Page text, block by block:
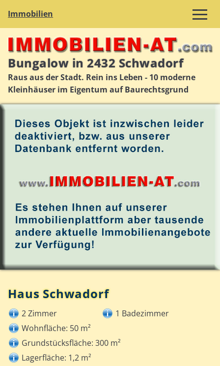
Immobilien
Bungalow in 2432 Schwadorf
Raus aus der Stadt. Rein ins Leben - 10 moderne
Kleinhäuser im Eigentum auf Baurechtsgrund
Haus Schwadorf
2 Zimmer
1 Badezimmer
Wohnfläche: 50 m²
Grundstücksfläche: 300 m²
Lagerfläche: 1,2 m²